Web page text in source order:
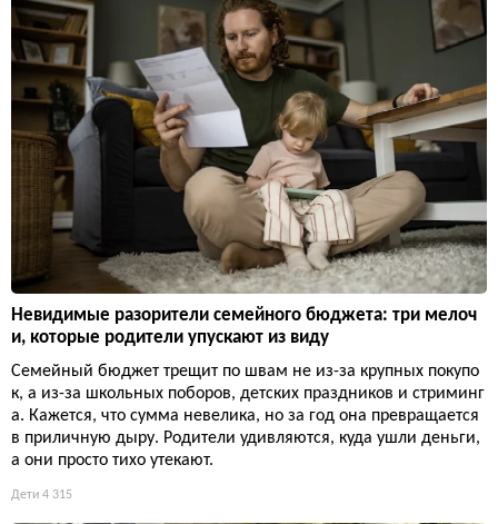
Невидимые разорители семейного бюджета: три мелоч
и, которые родители упускают из виду
Семейный бюджет трещит по швам не из-за крупных покупо
к, а из-за школьных поборов, детских праздников и стриминг
а. Кажется, что сумма невелика, но за год она превращается
в приличную дыру. Родители удивляются, куда ушли деньги,
а они просто тихо утекают.
Дети 4 315